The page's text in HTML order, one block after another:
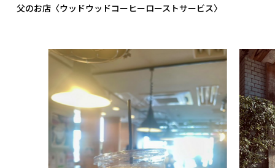
父のお店〈ウッドウッドコーヒーローストサービス〉